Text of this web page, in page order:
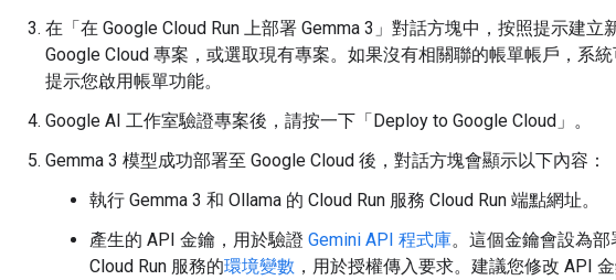
在「在 Google Cloud Run 上部署 Gemma 3」 對話方塊中，按照提示建立
Google Cloud 專案，或選取現有專案。如果沒有相關聯的帳單帳戶，系
提示您啟用帳單功能。
Google AI 工作室驗證專案後，請按一下「Deploy to Google Cloud」 。
Gemma 3 模型成功部署至 Google Cloud 後，對話方塊會顯示以下內容：
執行 Gemma 3 和 Ollama 的 Cloud Run 服務 Cloud Run 端點網址。
產生的 API 金鑰，用於驗證 Gemini API 程式庫。這個金鑰會設為部
Cloud Run 服務的環境變數 ，用於授權傳入要求。建議您修改 API